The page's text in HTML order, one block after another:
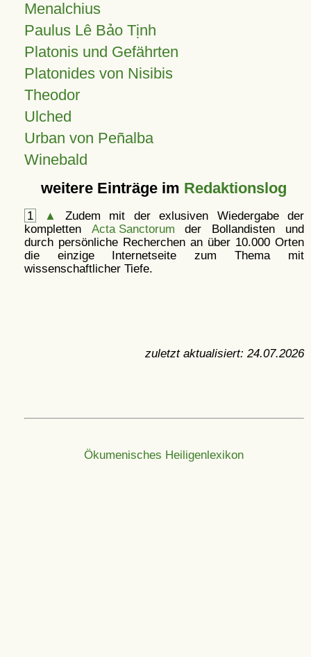
Menalchius
Paulus Lê Bảo Tịnh
Platonis und Gefährten
Platonides von Nisibis
Theodor
Ulched
Urban von Peñalba
Winebald
weitere Einträge im Redaktionslog
1 ▲
Zudem mit der exlusiven Wiedergabe der
kompletten Acta Sanctorum der Bollandisten und
durch persönliche Recherchen an über 10.000 Orten
die einzige Internetseite zum Thema mit
wissenschaftlicher Tiefe.
zuletzt aktualisiert: 24.07.2026
Ökumenisches Heiligenlexikon